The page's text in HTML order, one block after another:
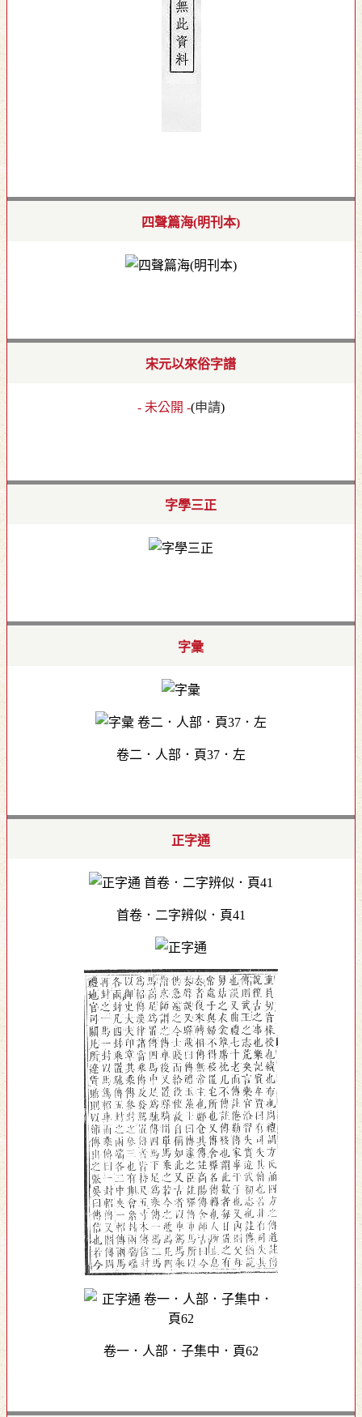
四聲篇海(明刊本)
宋元以來俗字譜
- 未公開 -(申請)
字學三正
字彙
卷二．人部．頁37．左
正字通
首卷．二字辨似．頁41
卷一．人部．子集中．頁62